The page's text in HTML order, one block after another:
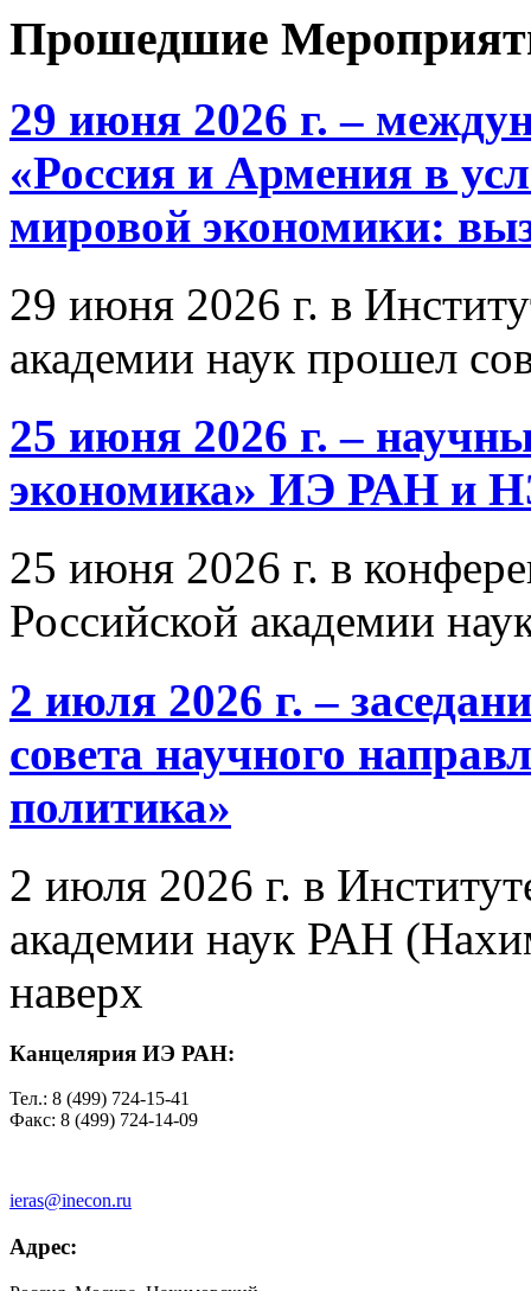
Прошедшие
29 июня 2026 г. –
«Россия и Армения в
мировой экономики:
29 июня 2026 г. в
академии наук прошел
25 июня 2026 г. –
экономика» ИЭ РАН и
25 июня 2026 г. в
Российской академии
2 июля 2026 г. –
совета научного
политика»
2 июля 2026 г. в
академии наук РАН
наверх
Канцелярия ИЭ РАН:
Тел.: 8 (499) 724-15-41
Факс: 8 (499) 724-14-09
ieras@inecon.ru
Адрес: